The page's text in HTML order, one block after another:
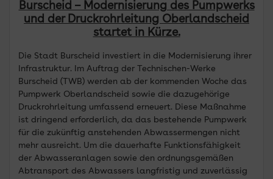
Burscheid – Modernisierung des Pumpwerks
und der Druckrohrleitung Oberlandscheid
startet in Kürze.
Die Stadt Burscheid investiert in die Modernisierung ihrer
Infrastruktur. Im Auftrag der Technischen-Werke
Burscheid (TWB) werden ab der kommenden Woche das
Pumpwerk Oberlandscheid sowie die dazugehörige
Druckrohrleitung umfassend erneuert. Diese Maßnahme
ist dringend erforderlich, da das bestehende Pumpwerk
für die zukünftig anstehenden Abwassermengen nicht
mehr ausreicht. Um die dauerhafte Funktionsfähigkeit
der Abwasseranlagen sowie den ordnungsgemäßen
Abtransport des Abwassers langfristig und zuverlässig